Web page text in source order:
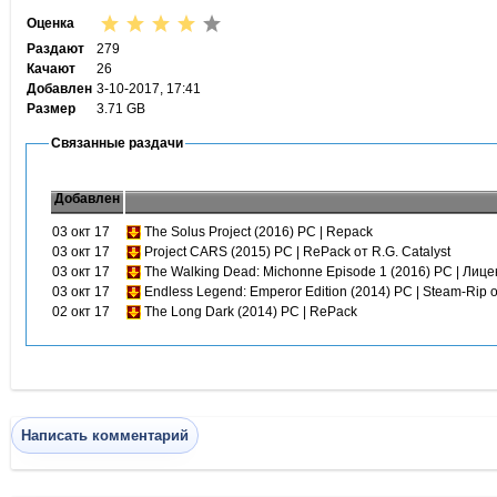
Оценка
Раздают
279
Качают
26
Добавлен 3-10-2017, 17:41
Размер
3.71 GB
Связанные раздачи
Добавлен
03 окт 17 The Solus Project (2016) PC | Repack
03 окт 17
Project CARS (2015) PC | RePack от R.G. Catalyst
03 окт 17
The Walking Dead: Michonne Episode 1 (2016) PC |
03 окт 17
Endless Legend: Emperor Edition (2014) PC | Steam-Rip
02 окт 17
The Long Dark (2014) PC | RePack
Написать комментарий